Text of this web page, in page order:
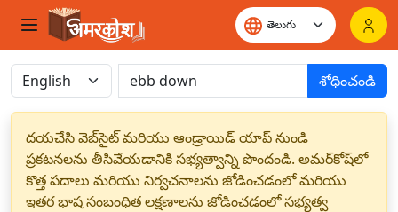
శోధించండి
దయచేసి వెబ్‌సైట్ మరియు ఆండ్రాయిడ్ యాప్ నుండి
ప్రకటనలను తీసివేయడానికి సభ్యత్వాన్ని పొందండి. అమర్‌కోష్‌లో
కొత్త పదాలు మరియు నిర్వచనాలను జోడించడంలో మరియు
ఇతర భాష సంబంధిత లక్షణాలను జోడించడంలో సభ్యత్వ